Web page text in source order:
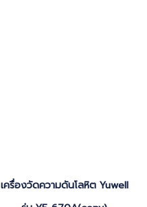
เครื่องวัดความดันโลหิต Yuwell